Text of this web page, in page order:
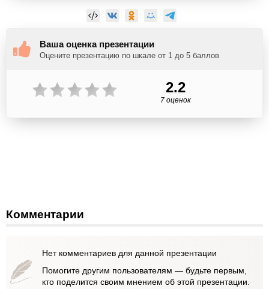
Ваша оценка презентации
Оцените презентацию по шкале от 1 до 5 баллов
2.2
7 оценок
Комментарии
Нет комментариев для данной презентации
Помогите другим пользователям — будьте первым,
кто поделится своим мнением об этой презентации.